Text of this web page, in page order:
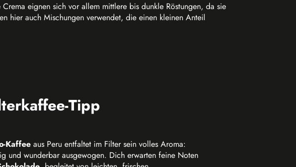
eignen sich vor allem mittlere bis dunkle Röstungen, da sie
hier auch Mischungen verwendet, die einen kleinen Anteil
Tipp
Kaffeeaus Peru entfaltet im Filter sein volles Aroma:
und wunderbar ausgewogen. Dich erwarten feine Noten